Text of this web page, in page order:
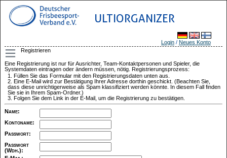
ULTIORGANIZER
Login / Neues Konto
Registrieren
Eine Registrierung ist nur für Ausrichter, Team-Kontaktpersonen und Spieler, die
Systemdaten eintragen oder ändern müssen, nötig. Registrierungsprozess:
Füllen Sie das Formular mit den Registrierungsdaten unten aus.
Eine E-Mail wird zur Bestätigung Ihrer Adresse dorthin geschickt. (Beachten Sie,
dass diese unrichtigerweise als Spam klassifiziert werden könnte. In diesem Fall finden
Sie sie in Ihrem Spam-Ordner.)
Folgen Sie dem Link in der E-Mail, um die Registrierung zu bestätigen.
Name:
Kontoname:
Passwort:
Passwort
(Wdh.):